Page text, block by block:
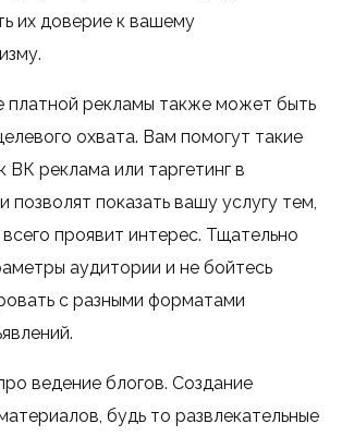
их доверие к вашему
платной рекламы также может быть
охвата. Вам помогут такие
ВК реклама или таргетинг в
позволят показать вашу услугу тем,
проявит интерес. Тщательно
аудитории и не бойтесь
с разными форматами
ведение блогов. Создание
будь то развлекательные